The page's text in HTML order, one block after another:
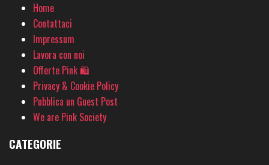
Home
Contattaci
Impressum
Lavora con noi
Offerte Pink 🛍
Privacy & Cookie Policy
Pubblica un Guest Post
We are Pink Society
CATEGORIE